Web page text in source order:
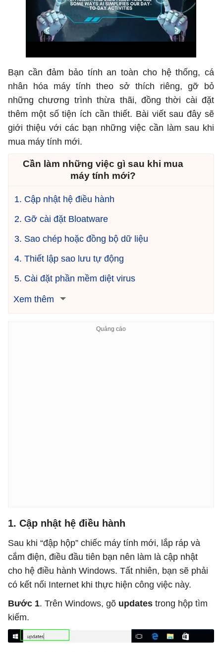
Bạn cần đảm bảo tính an toàn cho hệ thống, cá
nhân hóa máy tính theo sở thích riêng, gỡ bỏ
những chương trình thừa thãi, đồng thời cài đặt
thêm một số tiện ích cần thiết. Bài viết sau đây sẽ
giới thiệu với các bạn những việc cần làm sau khi
mua máy tính mới.
Cần làm những việc gì sau khi mua
máy tính mới?
1. Cập nhật hệ điều hành
2. Gỡ cài đặt Bloatware
3. Sao chép hoặc đồng bộ dữ liệu
4. Thiết lập sao lưu tự động
5. Cài đặt phần mềm diệt virus
Xem thêm
1. Cập nhật hệ điều hành
Sau khi “đập hộp” chiếc máy tính mới, lắp ráp và
cắm điện, điều đầu tiên bạn nên làm là cập nhật
cho hệ điều hành Windows. Tất nhiên, bạn sẽ phải
có kết nối Internet khi thực hiện công việc này.
Bước 1. Trên Windows, gõ updates trong hộp tìm
kiếm.